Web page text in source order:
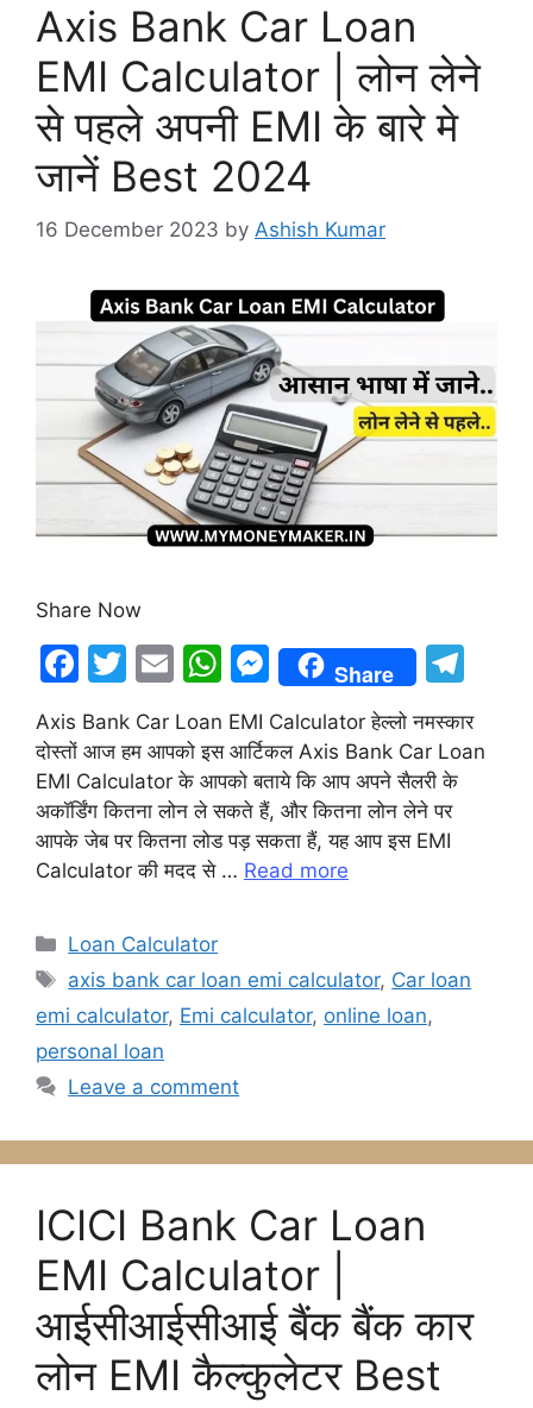
Axis Bank Car Loan
EMI Calculator | लोन लेने
से पहले अपनी EMI के बारे मे
जानें Best 2024
16 December 2023 by Ashish Kumar
Share Now
F
a
c
e
b
o
o
k
T
w
itt
er
E
m
ai
l
W
h
at
s
A
p
p
M
e
s
s
e
n
g
Share
e
Axis Bank Car Loan EMI Calculator हेल्लो नमस्कार
दोस्तों आज हम आपको इस आर्टिकल Axis Bank Car Loan
EMI Calculator के आपको बताये कि आप अपने सैलरी के
अकॉर्डिंग कितना लोन ले सकते हैं, और कितना लोन लेने पर
आपके जेब पर कितना लोड पड़ सकता हैं, यह आप इस EMI
Calculator की मदद से … Read more
Categories
Loan Calculator
Tags
axis bank car loan emi calculator, Car loan
emi calculator, Emi calculator, online loan,
personal loan
Leave a comment
ICICI Bank Car Loan
EMI Calculator |
आईसीआईसीआई बैंक बैंक कार
लोन EMI कैल्कुलेटर Best